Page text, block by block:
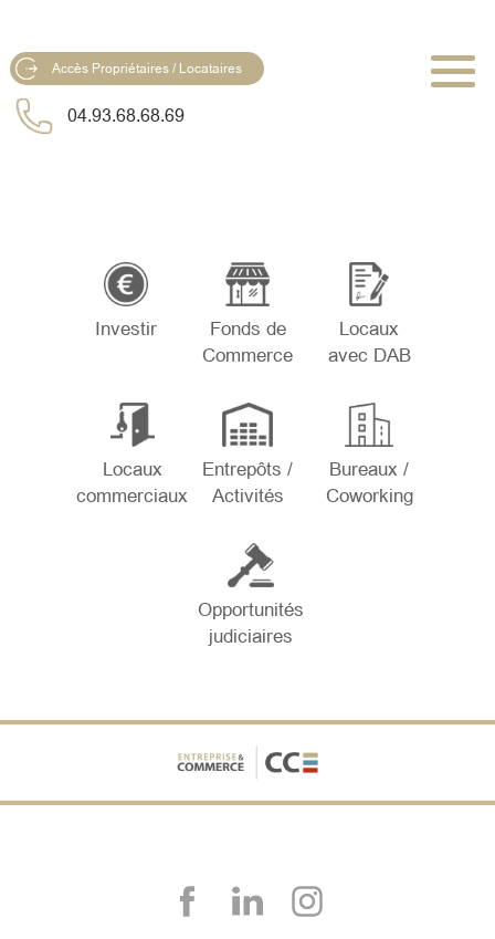
Accès Propriétaires / Locataires
04.93.68.68.69
Investir
Fonds de
Commerce
Locaux
avec DAB
Locaux
commerciaux
Entrepôts /
Activités
Bureaux /
Coworking
Opportunités
judiciaires